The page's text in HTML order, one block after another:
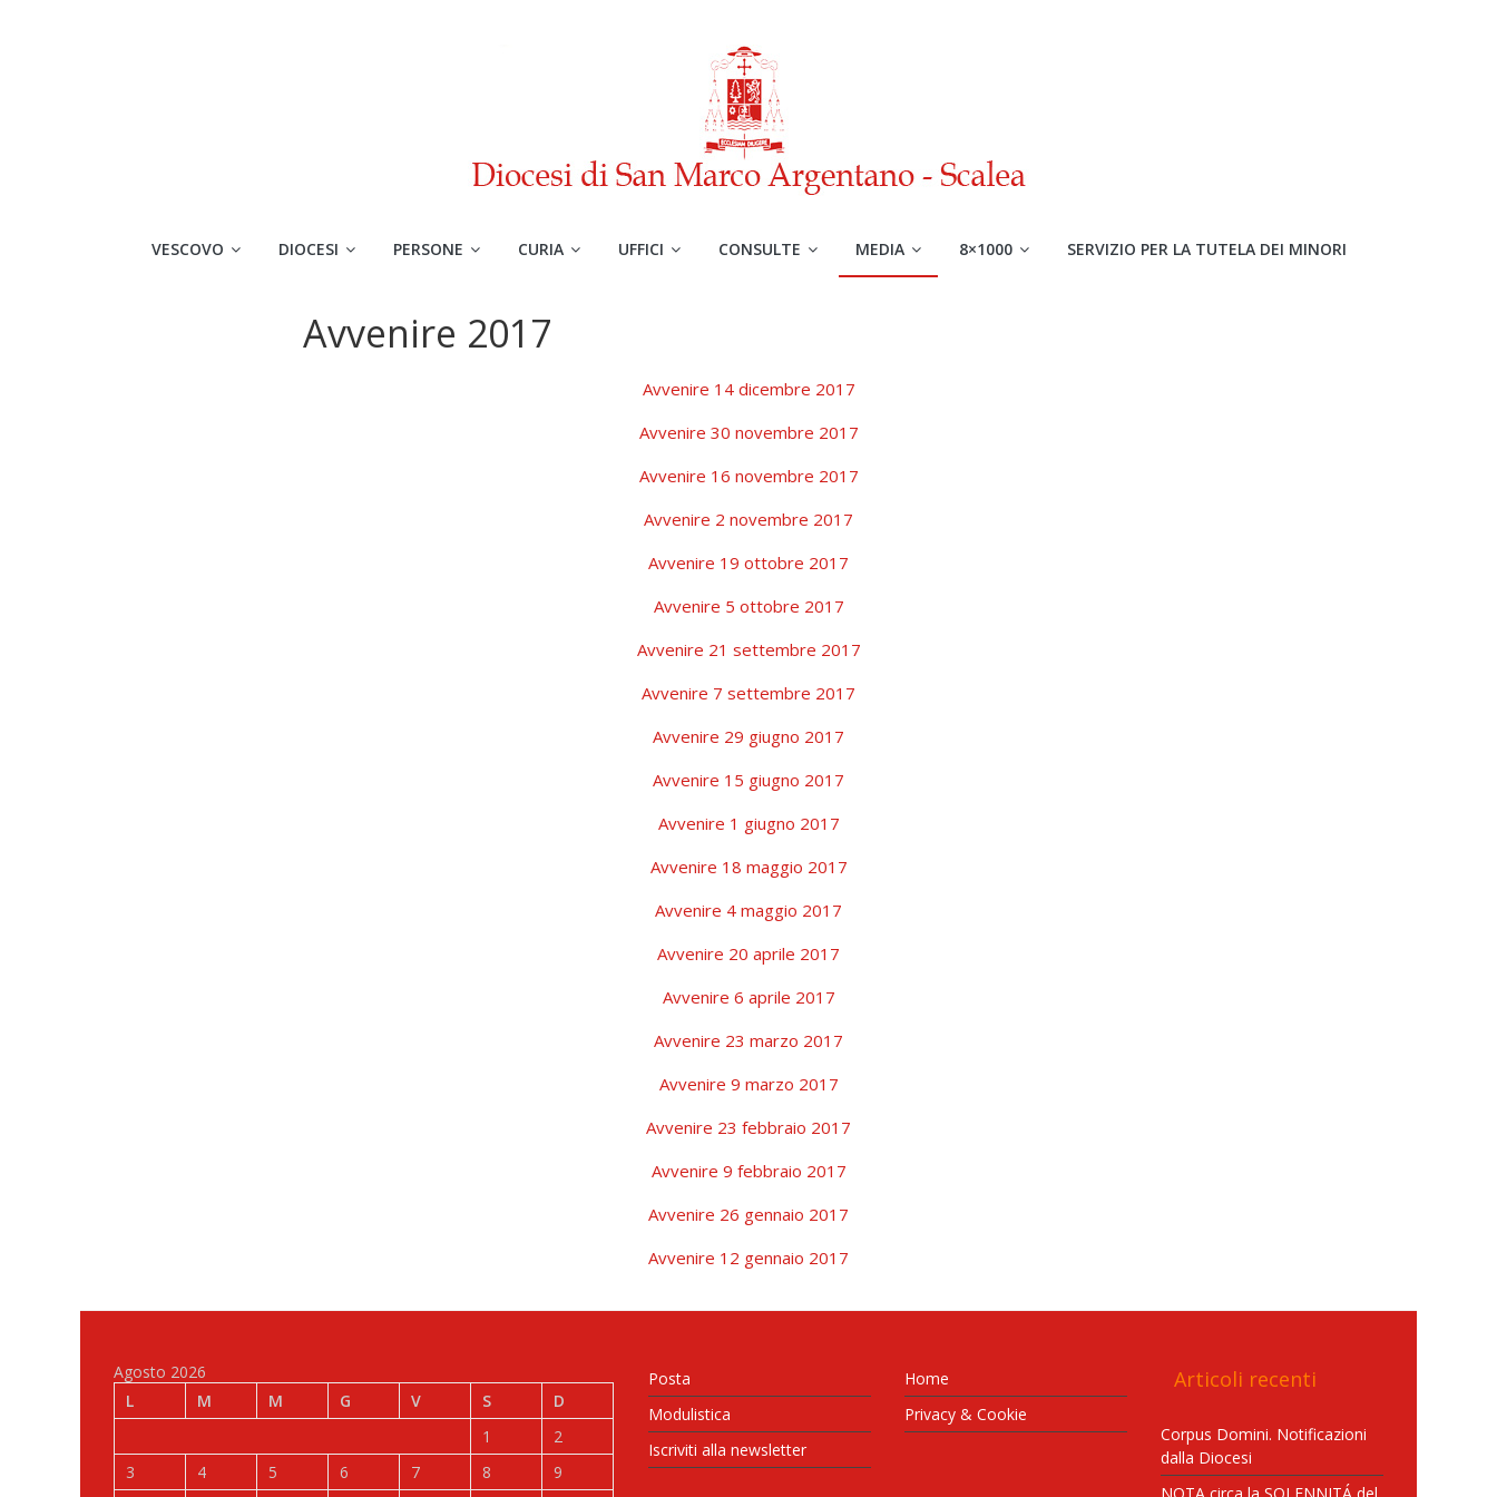
VESCOVO DIOCESI PERSONE CURIA UFFICI CONSULTE MEDIA 8×1000 SERVIZIO PER LA TUTELA DEI MINORI
Avvenire 2017
Avvenire 14 dicembre 2017
Avvenire 30 novembre 2017
Avvenire 16 novembre 2017
Avvenire 2 novembre 2017
Avvenire 19 ottobre 2017
Avvenire 5 ottobre 2017
Avvenire 21 settembre 2017
Avvenire 7 settembre 2017
Avvenire 29 giugno 2017
Avvenire 15 giugno 2017
Avvenire 1 giugno 2017
Avvenire 18 maggio 2017
Avvenire 4 maggio 2017
Avvenire 20 aprile 2017
Avvenire 6 aprile 2017
Avvenire 23 marzo 2017
Avvenire 9 marzo 2017
Avvenire 23 febbraio 2017
Avvenire 9 febbraio 2017
Avvenire 26 gennaio 2017
Avvenire 12 gennaio 2017
Agosto 2026
L
M M G V S
D
1
2
3
4 5 6 7 8 9
Posta
Modulistica
Iscriviti alla newsletter
Home
Privacy & Cookie
Articoli recenti
Corpus Domini. Notificazioni
dalla Diocesi